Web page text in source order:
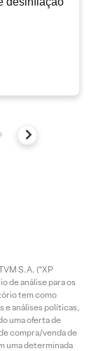
S.A. (“XP
de análise para os
tem como
e análises políticas,
uma oferta de
compra/venda de
uma determinada